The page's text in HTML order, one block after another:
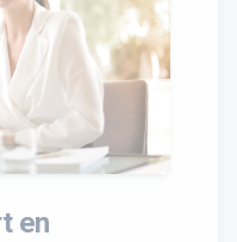
en